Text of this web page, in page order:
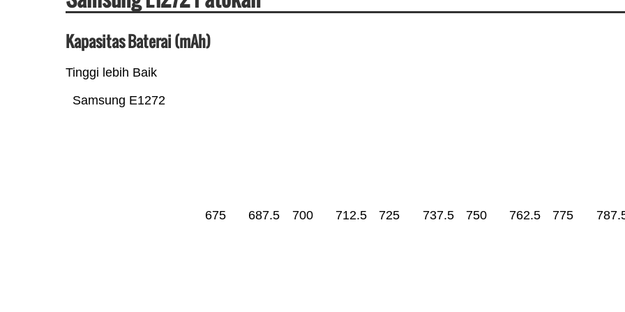
Kapasitas Baterai (mAh)
Tinggi lebih Baik
Samsung E1272
675 687.5 700 712.5 725 737.5 750 762.5 775